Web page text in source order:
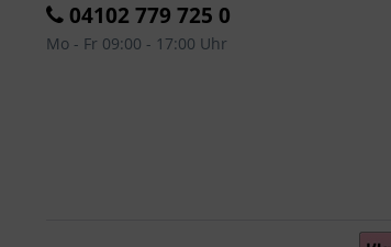
04102 779 725 0
Mo - Fr 09:00 - 17:00 Uhr